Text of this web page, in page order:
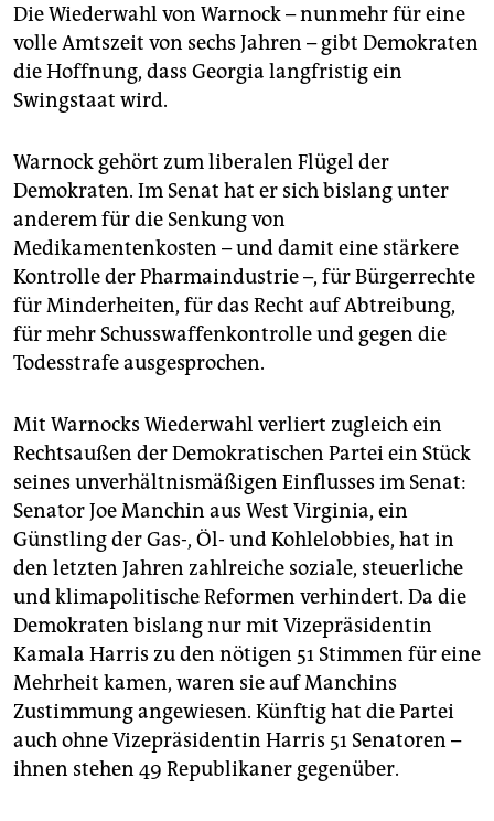
Die Wiederwahl von Warnock – nunmehr für eine
volle Amtszeit von sechs Jahren – gibt Demokraten
die Hoffnung, dass Georgia langfristig ein
Swingstaat wird.
Warnock gehört zum liberalen Flügel der
Demokraten. Im Senat hat er sich bislang unter
anderem für die Senkung von
Medikamentenkosten – und damit eine stärkere
Kontrolle der Pharmaindustrie –, für Bürgerrechte
für Minderheiten, für das Recht auf Abtreibung,
für mehr Schusswaffenkontrolle und gegen die
Todesstrafe ausgesprochen.
Mit Warnocks Wiederwahl verliert zugleich ein
Rechtsaußen der Demokratischen Partei ein Stück
seines unverhältnismäßigen Einflusses im Senat:
Senator Joe Manchin aus West Virginia, ein
Günstling der Gas-, Öl- und Kohlelobbies, hat in
den letzten Jahren zahlreiche soziale, steuerliche
und klimapolitische Reformen verhindert. Da die
Demokraten bislang nur mit Vizepräsidentin
Kamala Harris zu den nötigen 51 Stimmen für eine
Mehrheit kamen, waren sie auf Manchins
Zustimmung angewiesen. Künftig hat die Partei
auch ohne Vizepräsidentin Harris 51 Senatoren –
ihnen stehen 49 Republikaner gegenüber.